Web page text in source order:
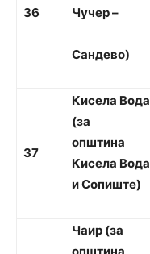
36
Чучер –
Сандево)
37
Кисела Вода
(за
општина
Кисела Вода
и Сопиште)
Чаир (за